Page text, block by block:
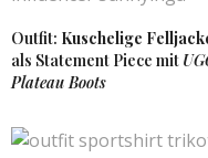
27. SEPTEMBER
Melanie von
Danke
super für
Outfit: Kuschelige
als Statement Piece mit
Plateau Boots